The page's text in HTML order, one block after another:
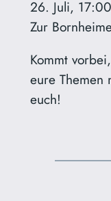
26. Juli,
Zur
Kommt
eure
euch!